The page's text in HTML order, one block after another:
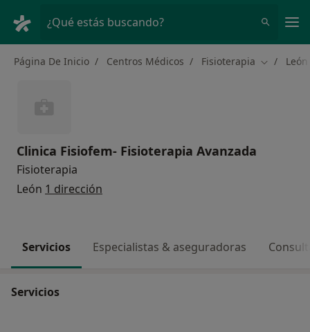
¿Qué estás buscando?
Página De Inicio Centros Médicos Fisioterapia Cambiar
León
Clinica Fisiofem- Fisioterapia Avanzada
Fisioterapia
León 1 dirección
Servicios Especialistas & aseguradoras
Servicios